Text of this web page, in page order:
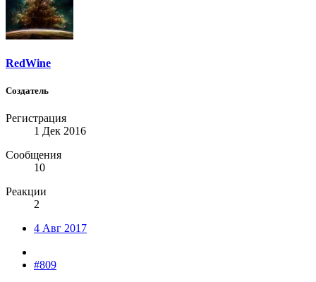
RedWine
Создатель
Регистрация
1 Дек 2016
Сообщения
10
Реакции
2
4 Авг 2017
#809